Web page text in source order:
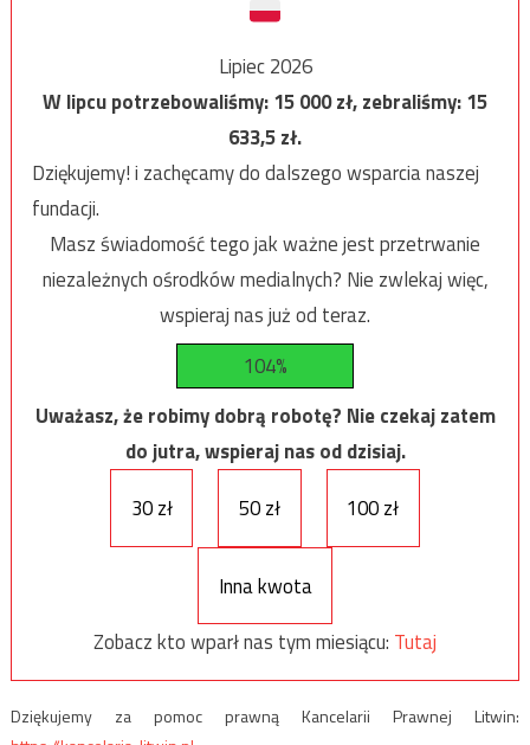
Lipiec 2026
W lipcu potrzebowaliśmy:15 000zł, zebraliśmy:15
633,5zł.
Dziękujemy! i zachęcamy do dalszego wsparcia naszej
fundacji.
Masz świadomość tego jak ważne jest przetrwanie
niezależnych ośrodków medialnych? Nie zwlekaj więc,
wspieraj nas już od teraz.
104%
Uważasz, że robimy dobrą robotę? Nie czekaj zatem
do jutra, wspieraj nas od dzisiaj.
30 zł
50 zł 100 zł
Inna kwota
Zobacz kto wparł nas tym miesiącu: Tutaj
Dziękujemy za pomoc prawną Kancelarii Prawnej Litwin: